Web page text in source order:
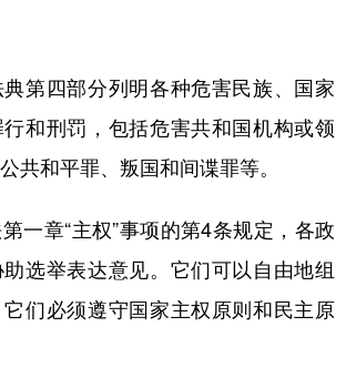
四部分列明各种危害民族、国家
和刑罚，包括危害共和国机构或领
共和平罪、叛国和间谍罪等。
章“主权”事项的第4条规定，各政
选举表达意见。它们可以自由地组
们必须遵守国家主权原则和民主原